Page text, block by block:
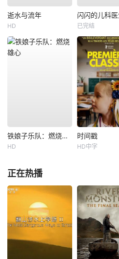
逝水与流年
HD 已完结
铁娘子乐队：燃烧雄心
HD
时间戳
HD中字
正在热播